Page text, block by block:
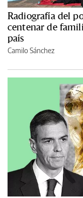
Radiografía del
centenar de
país
Camilo Sánchez